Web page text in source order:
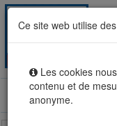
Ce site web utilise
Les cookies
contenu et de
anonyme.
Rental sale real